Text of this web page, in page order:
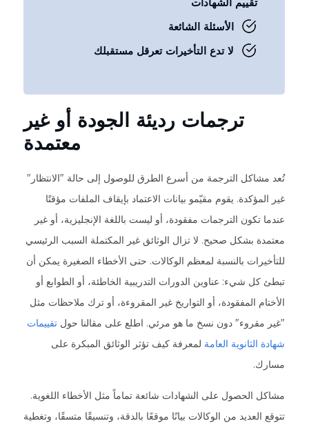
الأسئلة الشائعة
لا تدع التأخيرات تعرقل مستقبلك
ترجمات رديئة الجودة أو غير
معتمدة
تُعد مشاكل الترجمة من أسرع الطرق للوصول إلى حالة "الانتظار"
غير المؤكدة. يقوم مقيّمو بيانات الاعتماد بإيقاف الملفات مؤقتًا
عندما تكون الترجمات مفقودة، أو ليست باللغة الإنجليزية، أو غير
معتمدة بشكل صحيح. لا تزال الوثائق غير المكتملة السبب الرئيسي
للتأخيرات بالنسبة لمعظم الوكالات. حتى الأخطاء الصغيرة يمكن أن
تبطئ كل شيء: عناوين الدورات التدريبية الخاطئة، أو الطوابع أو
الأختام المفقودة، أو التواريخ غير المقروءة، أو ترك ملاحظات مثل
"غير مقروء" دون نسخ ما هو مرئي. اطلع على مقالنا حول تقييمات
شهادة الثانوية العامة لمعرفة كيف تؤثر الوثائق المبكرة على
مسارك.
مشاكل الحصول على الشهادات شائعة تماماً مثل الأخطاء اللغوية.
تتوقع العديد من الوكالات بيانًا موقعًا بالدقة، وتنسيقًا متسقًا، وتغطية